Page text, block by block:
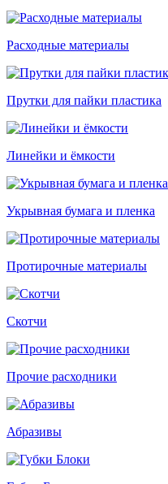
Расходные материалы
Прутки для пайки пластика
Линейки и ёмкости
Укрывная бумага и пленка
Протирочные материалы
Скотчи
Прочие расходники
Абразивы